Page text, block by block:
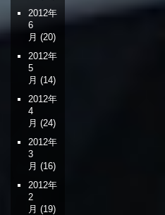
2012年
6
月 (20)
2012年
5
月 (14)
2012年
4
月 (24)
2012年
3
月 (16)
2012年
2
月 (19)